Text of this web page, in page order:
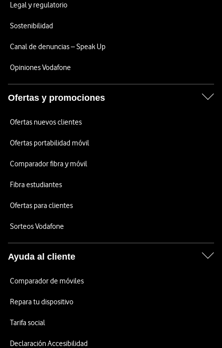
Legal y regulatorio
Sostenibilidad
Canal de denuncias – Speak Up
Opiniones Vodafone
Ofertas y promociones
Ofertas nuevos clientes
Ofertas portabilidad móvil
Comparador fibra y móvil
Fibra estudiantes
Ofertas para clientes
Sorteos Vodafone
Ayuda al cliente
Comparador de móviles
Repara tu dispositivo
Tarifa social
Declaración Accesibilidad